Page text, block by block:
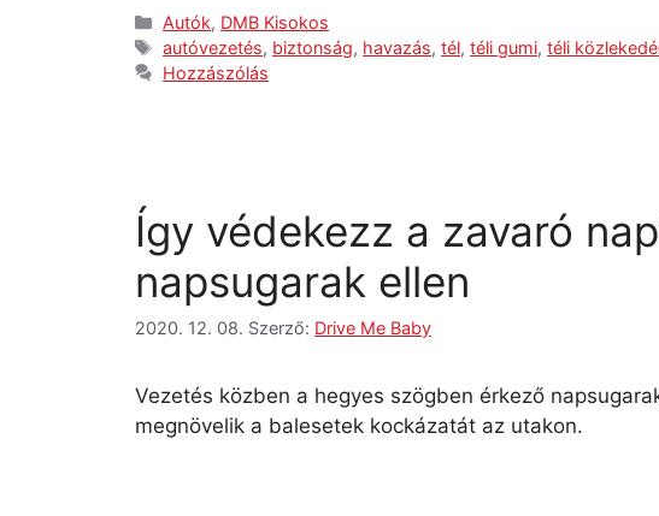
Autók, DMB Kisokos
autóvezetés, biztonság, havazás,tél,téli gumi,téli
Hozzászólás
Így védekezz a zavaró
napsugarak ellen
2020. 12. 08. Szerző: Drive Me Baby
Vezetés közben a hegyes szögben érkező
megnövelik a balesetek kockázatát az utakon.